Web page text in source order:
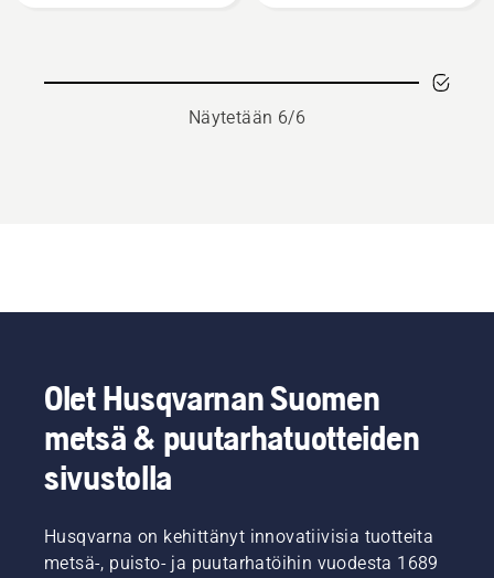
Näytetään 6/6
Olet Husqvarnan Suomen
metsä & puutarhatuotteiden
sivustolla
Husqvarna on kehittänyt innovatiivisia tuotteita
metsä-, puisto- ja puutarhatöihin vuodesta 1689